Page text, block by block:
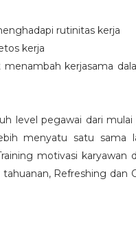
rutinitas kerja
kerja
kerjasama
level pegawai dari
menyatu satu sama
motivasi karyawan
Refreshing dan